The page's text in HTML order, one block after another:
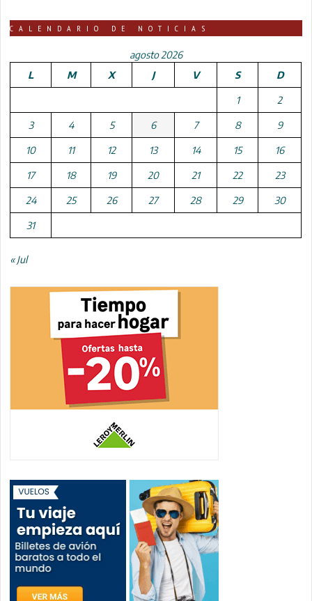
CALENDARIO DE NOTICIAS
agosto 2026
L
M X J V S D
1 2
3 4 5 6 7 8 9
10 11 12 13 14 15 16
17 18 19 20 21 22 23
24 25 26 27 28 29 30
31
« Jul